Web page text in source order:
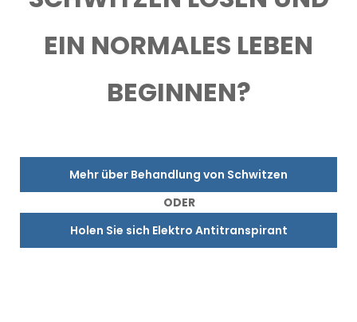
EIN NORMALES LEBEN
BEGINNEN?
Mehr über Behandlung von Schwitzen
ODER
Holen Sie sich Elektro Antitranspirant